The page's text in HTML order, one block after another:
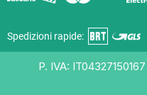
Spedizioni rapide:
P. IVA: